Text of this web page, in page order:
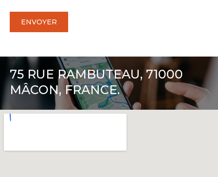
75 RUE RAMBUTEAU, 71000
MÂCON, FRANCE.